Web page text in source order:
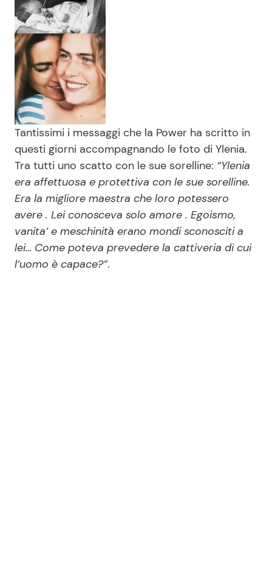
Tantissimi i messaggi che la Power ha scritto in
questi giorni accompagnando le foto di Ylenia.
Tra tutti uno scatto con le sue sorelline: “Ylenia
era affettuosa e protettiva con le sue sorelline.
Era la migliore maestra che loro potessero
avere . Lei conosceva solo amore . Egoismo,
vanita’ e meschinità erano mondi sconosciti a
lei… Come poteva prevedere la cattiveria di cui
l’uomo è capace?”.